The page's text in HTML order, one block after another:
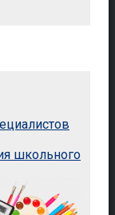
школьного